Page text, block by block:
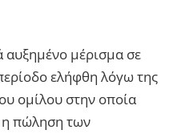
μέρισμα σε
ελήφθη λόγω της
ομίλου στην οποία
η πώληση των